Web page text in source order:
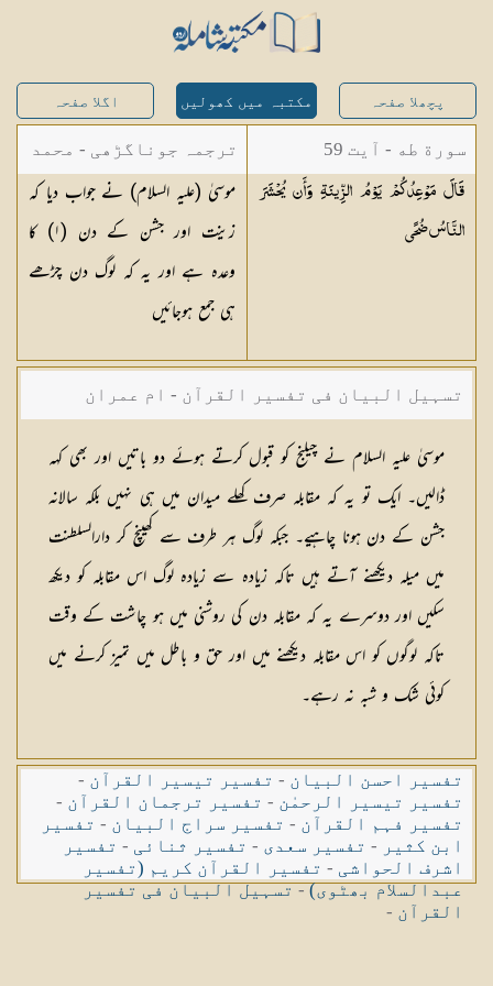
پچھلا صفحہ مکتبہ میں کھولیں اگلا صفحہ
سورة طه - آیت 59
قَالَ مَوْعِدُكُمْ يَوْمُ الزِّينَةِ وَأَن يُحْشَرَ
النَّاسُضُحًى
ترجمہ جوناگڑھی - محمد
جونا گڑھی
موسیٰ (علیہ السلام) نے جواب دیا کہ
زینت اور جشن کے دن (١) کا
وعدہ ہے اور یہ کہ لوگ دن چڑھے
ہی جمع ہوجائیں
تسہیل البیان فی تفسیر القرآن - ام عمران
شکیلہ بنت میاں فضل حسین
موسیٰ علیہ السلام نے چیلنج کو قبول کرتے ہوئے دو باتیں اور بھی کہہ
ڈالیں۔ ایک تو یہ کہ مقابلہ صرف کھلے میدان میں ہی نہیں بلکہ سالانہ
جشن کے دن ہونا چاہیے۔ جبکہ لوگ ہر طرف سے کھینچ کر دارالسلطنت
میں میلہ دیکھنے آتے ہیں تاکہ زیادہ سے زیادہ لوگ اس مقابلہ کو دیکھ
سکیں اور دوسرے یہ کہ مقابلہ دن کی روشنی میں ہو چاشت کے وقت
تاکہ لوگوں کو اس مقابلہ دیکھنے میں اور حق و باطل میں تمیز کرنے میں
کوئی شک و شبہ نہ رہے۔
تفسیر احسن البیان - تفسیر تیسیر القرآن -
تفسیر تیسیر الرحمٰن - تفسیر ترجمان القرآن -
تفسیر فہم القرآن - تفسیر سراج البیان - تفسیر
ابن کثیر - تفسیر سعدی - تفسیر ثنائی - تفسیر
اشرف الحواشی - تفسیر القرآن کریم (تفسیر
عبدالسلام بھٹوی)-تسہیل البیان فی تفسیر
القرآن -